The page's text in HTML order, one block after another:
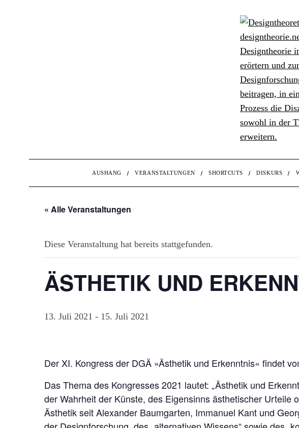
AUSHANG VERANSTALTUNGEN SHORTCUTS DISKURS
« Alle Veranstaltungen
Diese Veranstaltung hat bereits stattgefunden.
ÄSTHETIK UND
13. Juli 2021 - 15. Juli 2021
Der XI. Kongress der DGÄ »Ästhetik und Erkenntnis« findet
Das Thema des Kongresses 2021 lautet: „Ästhetik und
der Wahrheit der Künste, des Eigensinns ästhetischer Urteile
Ästhetik seit Alexander Baumgarten, Immanuel Kant und